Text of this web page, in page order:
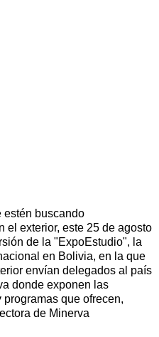
estén buscando
el exterior, este 25 de agosto
de la "ExpoEstudio", la
en Bolivia, en la que
envían delegados al país
donde exponen las
que ofrecen,
de Minerva